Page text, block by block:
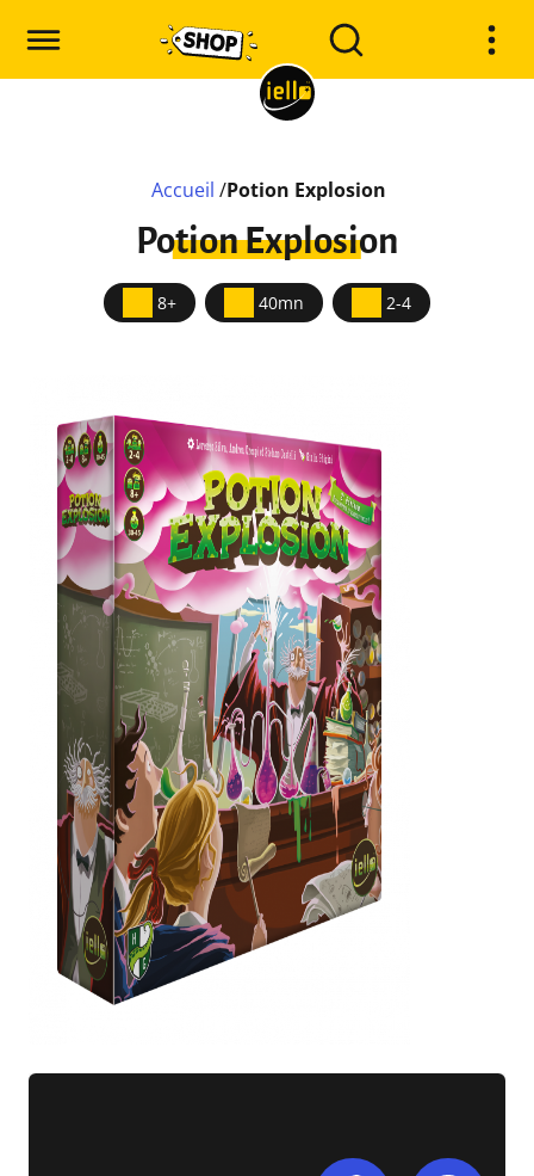
Accueil /Potion Explosion
Potion Explosion
8+ 40mn 2-4